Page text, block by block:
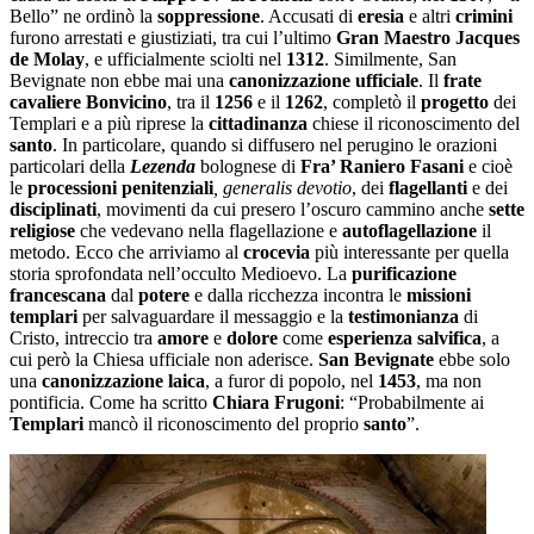
Bello” ne ordinò la soppressione. Accusati di eresia e altri crimini
furono arrestati e giustiziati, tra cui l’ultimo Gran Maestro Jacques
de Molay, e ufficialmente sciolti nel 1312. Similmente, San
Bevignate non ebbe mai una canonizzazione ufficiale. Il frate
cavaliere Bonvicino, tra il 1256 e il 1262, completò il progetto dei
Templari e a più riprese la cittadinanza chiese il riconoscimento del
santo. In particolare, quando si diffusero nel perugino le orazioni
particolari della Lezenda bolognese di Fra’ Raniero Fasani e cioè
le processioni penitenziali , generalis devotio, dei flagellanti e dei
disciplinati, movimenti da cui presero l’oscuro cammino anche sette
religiose che vedevano nella flagellazione e autoflagellazione il
metodo. Ecco che arriviamo al crocevia più interessante per quella
storia sprofondata nell’occulto Medioevo. La purificazione
francescana dal potere e dalla ricchezza incontra le missioni
templari per salvaguardare il messaggio e la testimonianza di
Cristo, intreccio tra amore e dolore come esperienza salvifica, a
cui però la Chiesa ufficiale non aderisce. San Bevignate ebbe solo
una canonizzazione laica, a furor di popolo, nel 1453, ma non
pontificia. Come ha scritto Chiara Frugoni: “Probabilmente ai
Templari mancò il riconoscimento del proprio santo”.